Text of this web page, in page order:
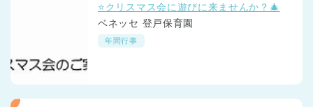
⭐クリスマス会に遊びに来ませんか？🎄
ベネッセ 登戸保育園
年間行事